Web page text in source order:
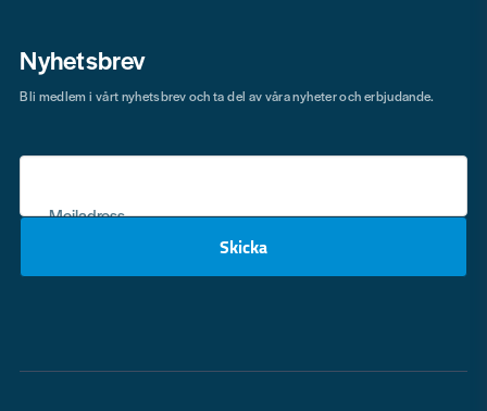
Nyhetsbrev
Mejladress
Skicka
Bli medlem i vårt nyhetsbrev och ta del av våra nyheter och erbjudande.